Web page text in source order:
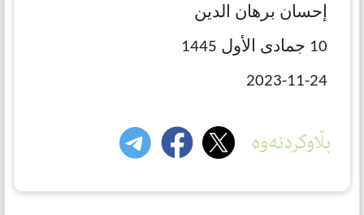
إحسان برهان الدین
10 جمادى الأول 1445
2023-11-24
بڵاوکردنەوە